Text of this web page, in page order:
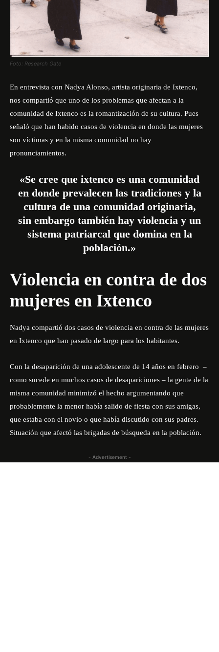
Foto: Research Gate
En entrevista con Nadya Alonso, artista originaria de Ixtenco,
nos compartió que uno de los problemas que afectan a la
comunidad de Ixtenco es la romantización de su cultura. Pues
señaló que han habido casos de violencia en donde las mujeres
son víctimas y en la misma comunidad no hay
pronunciamientos.
«Se cree que ixtenco es una comunidad
en donde prevalecen las tradiciones y la
cultura de una comunidad originaria,
sin embargo también hay violencia y un
sistema patriarcal que domina en la
población.»
Violencia en contra de dos
mujeres en Ixtenco
Nadya compartió dos casos de violencia en contra de las mujeres
en Ixtenco que han pasado de largo para los habitantes.
Con la desaparición de una adolescente de 14 años en febrero –
como sucede en muchos casos de desapariciones – la gente de la
misma comunidad minimizó el hecho argumentando que
probablemente la menor había salido de fiesta con sus amigas,
que estaba con el novio o que había discutido con sus padres.
Situación que afectó las brigadas de búsqueda en la población.
- Advertisement -